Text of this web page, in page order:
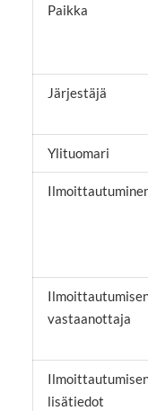
Paikka
Järjestäjä
Ylituomari
vastaanottaja
lisätiedot